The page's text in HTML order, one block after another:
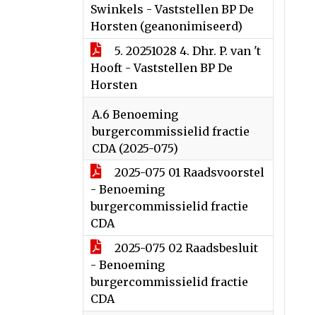
Swinkels - Vaststellen BP De
Horsten (geanonimiseerd)
5. 20251028 4. Dhr. P. van 't
Hooft - Vaststellen BP De
Horsten
A.6 Benoeming
burgercommissielid fractie
CDA (2025-075)
2025-075 01 Raadsvoorstel
- Benoeming
burgercommissielid fractie
CDA
2025-075 02 Raadsbesluit
- Benoeming
burgercommissielid fractie
CDA